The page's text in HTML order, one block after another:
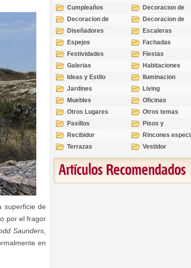
superficie de
por el fragor
Saunders
en
Cumpleaños
Decoracion de
Exteriores
Decoracion de
Interiores
Decoracion de
Ocasiones
Diseñadores
Escaleras
Espejos
Fachadas
Festividades
Fiestas
Galerias
Habitaciones
Ideas y Estilo
Iluminacion
Jardines
Living
Muebles
Oficinas
Otros Lugares
Otros temas
Pasillos
Pisos y
revestimientos
Recibidor
Rincones
Terrazas
Vestidor
Artículos Recomendados